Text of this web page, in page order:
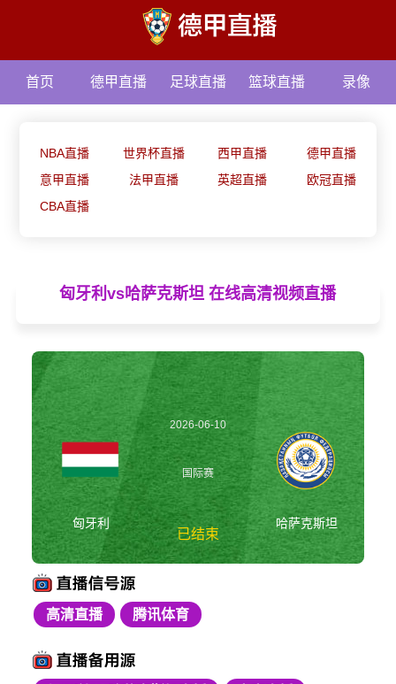
首页 德甲直播 足球直播 篮球直播 录像
NBA直播 世界杯直播 西甲直播
德甲直播
意甲直播
法甲直播 英超直播
欧冠直播
CBA直播
匈牙利vs哈萨克斯坦 在线高清视频直播
匈牙利
2026-06-10
01:00:00
国际赛
已结束
哈萨克斯坦
高清直播 腾讯体育